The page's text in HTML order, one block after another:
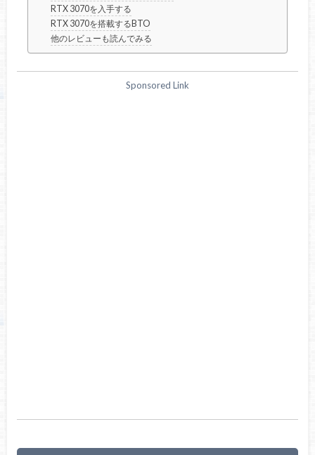
RTX 3070を入手する
RTX 3070を搭載するBTO
他のレビューも読んでみる
Sponsored Link